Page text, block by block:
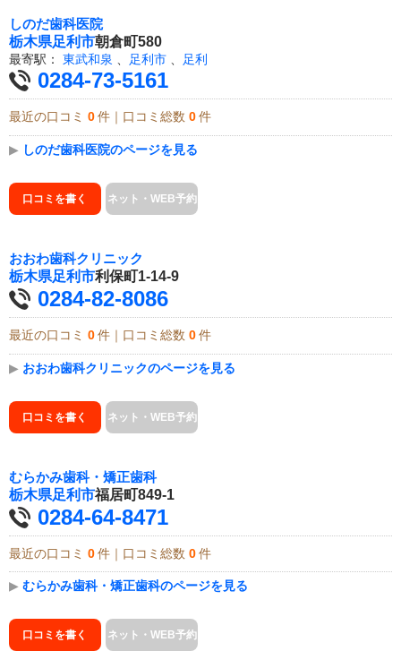
しのだ歯科医院
栃木県足利市朝倉町580
最寄駅： 東武和泉 足利市 足利
0284-73-5161
最近の口コミ 0 件｜口コミ総数 0 件
▶ しのだ歯科医院のページを見る
口コミを書く ネット・WEB予約
おおわ歯科クリニック
栃木県足利市利保町1-14-9
0284-82-8086
最近の口コミ 0 件｜口コミ総数 0 件
▶ おおわ歯科クリニックのページを見る
口コミを書く ネット・WEB予約
むらかみ歯科・矯正歯科
栃木県足利市福居町849-1
0284-64-8471
最近の口コミ 0 件｜口コミ総数 0 件
▶ むらかみ歯科・矯正歯科のページを見る
口コミを書く ネット・WEB予約